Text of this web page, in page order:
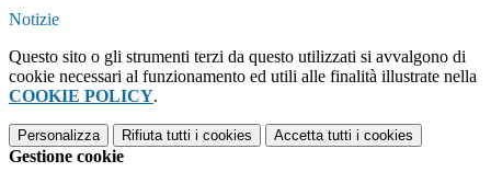
Notizie
Questo sito o gli strumenti terzi da questo utilizzati si avvalgono di
cookie necessari al funzionamento ed utili alle finalità illustrate nella
COOKIE POLICY.
Personalizza Rifiuta tutti i cookies Accetta tutti i cookies
Gestione cookie